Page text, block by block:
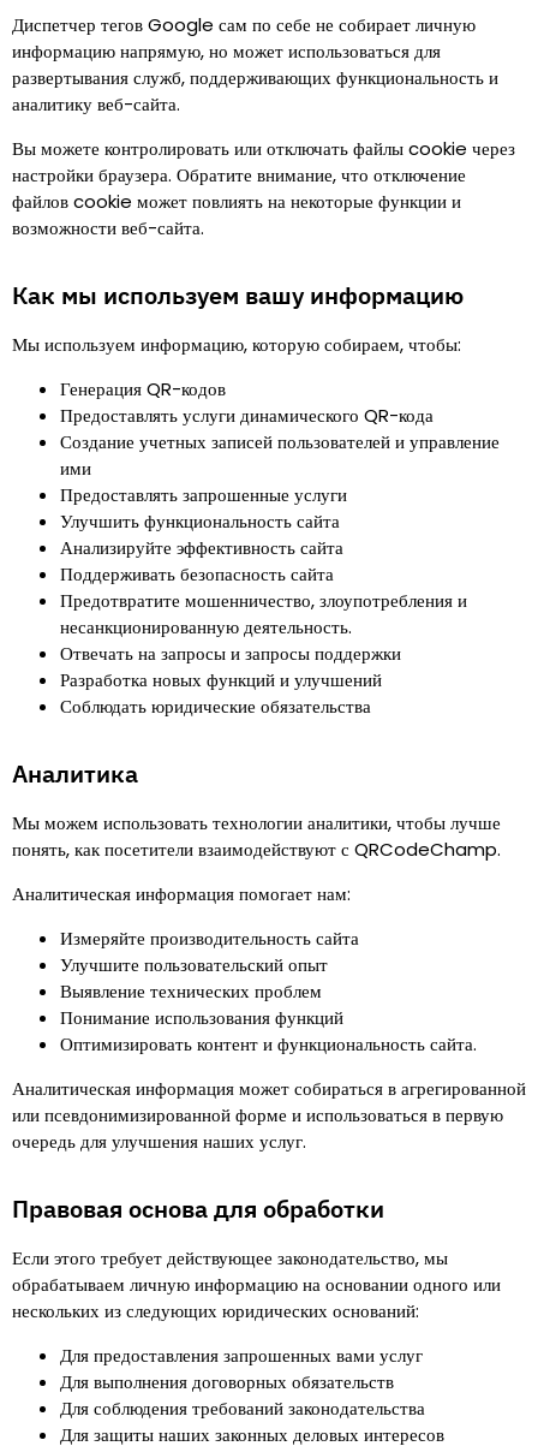
Диспетчер тегов Google сам по себе не собирает личную
информацию напрямую, но может использоваться для
развертывания служб, поддерживающих функциональность и
аналитику веб-сайта.
Вы можете контролировать или отключать файлы cookie через
настройки браузера. Обратите внимание, что отключение
файлов cookie может повлиять на некоторые функции и
возможности веб-сайта.
Как мы используем вашу информацию
Мы используем информацию, которую собираем, чтобы:
Генерация QR-кодов
Предоставлять услуги динамического QR-кода
Создание учетных записей пользователей и управление
ими
Предоставлять запрошенные услуги
Улучшить функциональность сайта
Анализируйте эффективность сайта
Поддерживать безопасность сайта
Предотвратите мошенничество, злоупотребления и
несанкционированную деятельность.
Отвечать на запросы и запросы поддержки
Разработка новых функций и улучшений
Соблюдать юридические обязательства
Аналитика
Мы можем использовать технологии аналитики, чтобы лучше
понять, как посетители взаимодействуют с QRCodeChamp.
Аналитическая информация помогает нам:
Измеряйте производительность сайта
Улучшите пользовательский опыт
Выявление технических проблем
Понимание использования функций
Оптимизировать контент и функциональность сайта.
Аналитическая информация может собираться в агрегированной
или псевдонимизированной форме и использоваться в первую
очередь для улучшения наших услуг.
Правовая основа для обработки
Если этого требует действующее законодательство, мы
обрабатываем личную информацию на основании одного или
нескольких из следующих юридических оснований:
Для предоставления запрошенных вами услуг
Для выполнения договорных обязательств
Для соблюдения требований законодательства
Для защиты наших законных деловых интересов